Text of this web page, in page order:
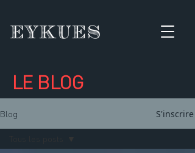
LE BLOG
Blog S'inscrire